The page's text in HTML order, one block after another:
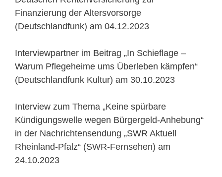
Finanzierung der Altersvorsorge
(Deutschlandfunk) am 04.12.2023
Interviewpartner im Beitrag „In Schieflage –
Warum Pflegeheime ums Überleben kämpfen“
(Deutschlandfunk Kultur) am 30.10.2023
Interview zum Thema „Keine spürbare
Kündigungswelle wegen Bürgergeld-Anhebung“
in der Nachrichtensendung „SWR Aktuell
Rheinland-Pfalz“ (SWR-Fernsehen) am
24.10.2023